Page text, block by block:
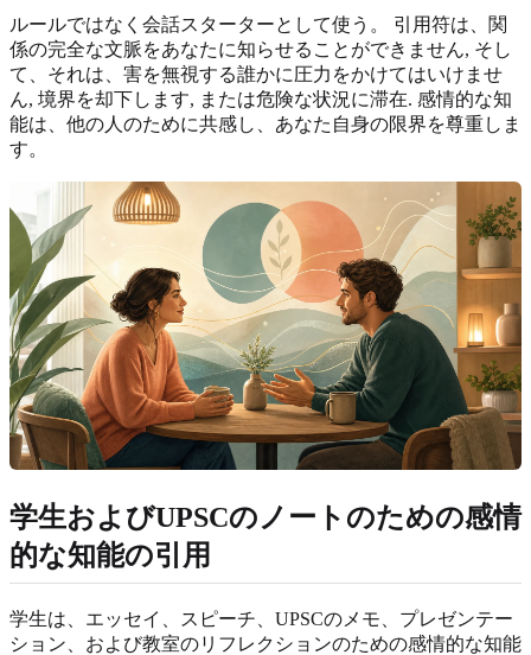
ルールではなく会話スターターとして使う。 引用符は、関
係の完全な文脈をあなたに知らせることができません, そし
て、それは、害を無視する誰かに圧力をかけてはいけませ
ん, 境界を却下します, または危険な状況に滞在. 感情的な知
能は、他の人のために共感し、あなた自身の限界を尊重しま
す。
学生およびUPSCのノートのための感情
的な知能の引用
学生は、エッセイ、スピーチ、UPSCのメモ、プレゼンテー
ション、および教室のリフレクションのための感情的な知能